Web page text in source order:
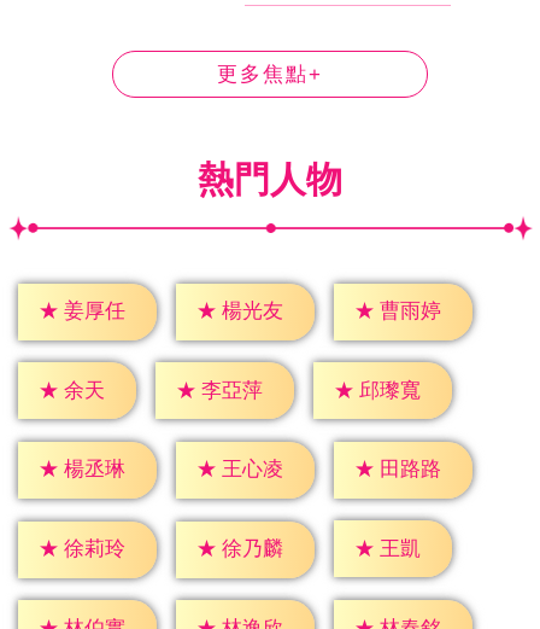
更多焦點+
熱門人物
★ 姜厚任 ★ 楊光友 ★ 曹雨婷
★ 余天 ★ 李亞萍 ★ 邱瓈寬
★ 楊丞琳 ★ 王心凌 ★ 田路路
★ 徐莉玲 ★ 徐乃麟 ★ 王凱